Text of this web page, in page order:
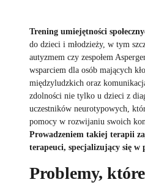
Trening umiejętności
do dzieci i młodzieży, w tym
autyzmem czy zespołem
wsparciem dla osób mających
międzyludzkich oraz
zdolności nie tylko u dzieci z
uczestników neurotypowych,
pomocy w rozwijaniu swoich
Prowadzeniem takiej terapii
terapeuci, specjalizujący się w
Problemy,